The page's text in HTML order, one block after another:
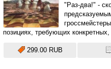
"Раз-два!" -
позициях, требующих
299.00 RUB